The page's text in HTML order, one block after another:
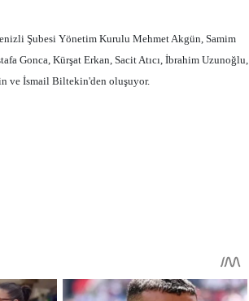
Şubesi Yönetim Kurulu Mehmet Akgün, Samim
Gonca, Kürşat Erkan, Sacit Atıcı, İbrahim Uzunoğlu,
ve İsmail Biltekin'den oluşuyor.